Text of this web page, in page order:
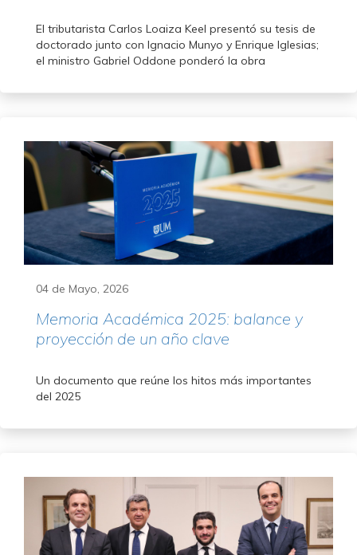
El tributarista Carlos Loaiza Keel presentó su tesis de
doctorado junto con Ignacio Munyo y Enrique Iglesias;
el ministro Gabriel Oddone ponderó la obra
04 de Mayo, 2026
Memoria Académica 2025: balance y
proyección de un año clave
Un documento que reúne los hitos más importantes
del 2025